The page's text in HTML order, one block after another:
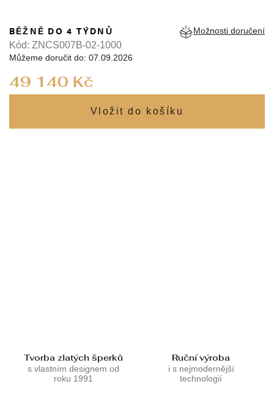
49 140 Kč
BĚŽNĚ DO 4 TÝDNŮ
Můžeme doručit do: 07.09.2026
Možnosti doručení
Kód: ZNCS007B-02-1000
Tvorba zlatých šperků
s vlastním designem od
roku 1991
Ruční výroba
i s nejmodernější
technologií